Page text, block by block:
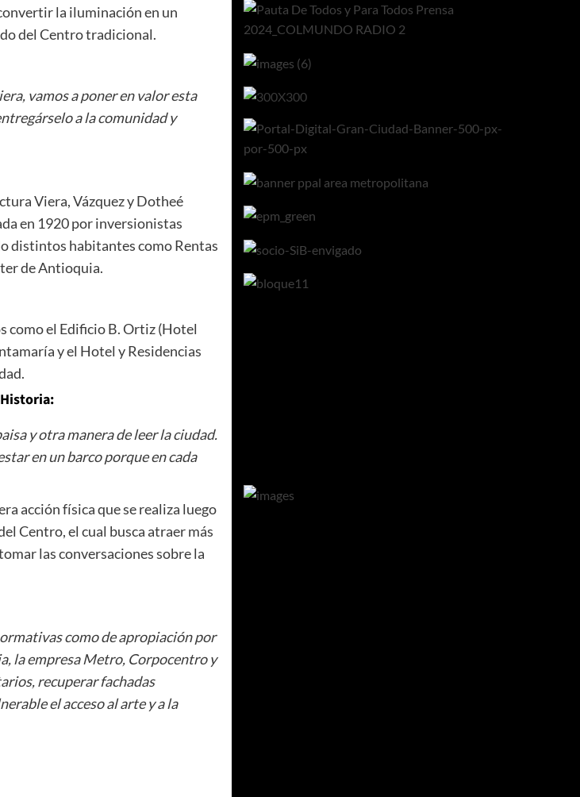
la iluminación en un
del Centro tradicional.
vamos a poner en valor esta
a la comunidad y
Viera, Vázquez y Dotheé
en 1920 por inversionistas
distintos habitantes como Rentas
de Antioquia.
como el Edificio B. Ortiz (Hotel
y el Hotel y Residencias
y otra manera de leer la ciudad.
en un barco porque en cada
acción física que se realiza luego
Centro, el cual busca atraer más
las conversaciones sobre la
como de apropiación por
la empresa Metro, Corpocentro y
recuperar fachadas
el acceso al arte y a la